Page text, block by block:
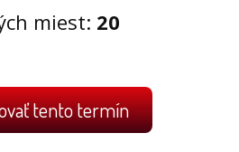
miest: 20
tento termín